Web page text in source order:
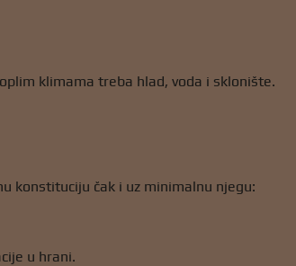
klimama treba hlad, voda i sklonište.
konstituciju čak i uz minimalnu njegu:
u hrani.